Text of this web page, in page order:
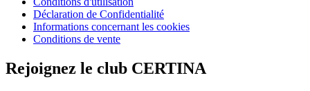
Déclaration de Confidentialité
Informations concernant les cookies
Conditions de vente
Rejoignez le club CERTINA